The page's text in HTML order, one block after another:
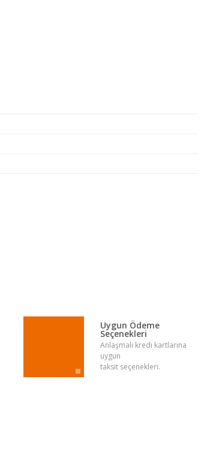
Uygun Ödeme
Seçenekleri
Anlaşmalı kredi kartlarına
uygun
taksit seçenekleri.